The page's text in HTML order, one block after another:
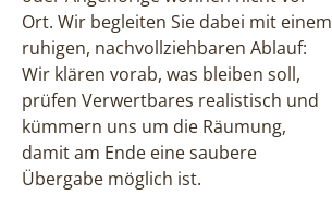
Ort. Wir begleiten Sie dabei mit einem
ruhigen, nachvollziehbaren Ablauf:
Wir klären vorab, was bleiben soll,
prüfen Verwertbares realistisch und
kümmern uns um die Räumung,
damit am Ende eine saubere
Übergabe möglich ist.